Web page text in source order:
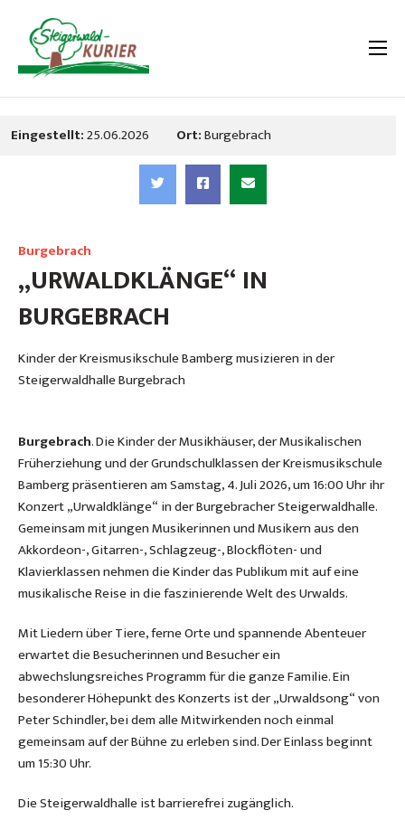
Eingestellt:25.06.2026 Ort:Burgebrach
Burgebrach
„URWALDKLÄNGE“ IN
BURGEBRACH
Kinder der Kreismusikschule Bamberg musizieren in der
Steigerwaldhalle Burgebrach
Burgebrach. Die Kinder der Musikhäuser, der Musikalischen
Früherziehung und der Grundschulklassen der Kreismusikschule
Bamberg präsentieren am Samstag, 4. Juli 2026, um 16:00 Uhr ihr
Konzert „Urwaldklänge“ in der Burgebracher Steigerwaldhalle.
Gemeinsam mit jungen Musikerinnen und Musikern aus den
Akkordeon-, Gitarren-, Schlagzeug-, Blockflöten- und
Klavierklassen nehmen die Kinder das Publikum mit auf eine
musikalische Reise in die faszinierende Welt des Urwalds.
Mit Liedern über Tiere, ferne Orte und spannende Abenteuer
erwartet die Besucherinnen und Besucher ein
abwechslungsreiches Programm für die ganze Familie. Ein
besonderer Höhepunkt des Konzerts ist der „Urwaldsong“ von
Peter Schindler, bei dem alle Mitwirkenden noch einmal
gemeinsam auf der Bühne zu erleben sind. Der Einlass beginnt
um 15:30 Uhr.
Die Steigerwaldhalle ist barrierefrei zugänglich.